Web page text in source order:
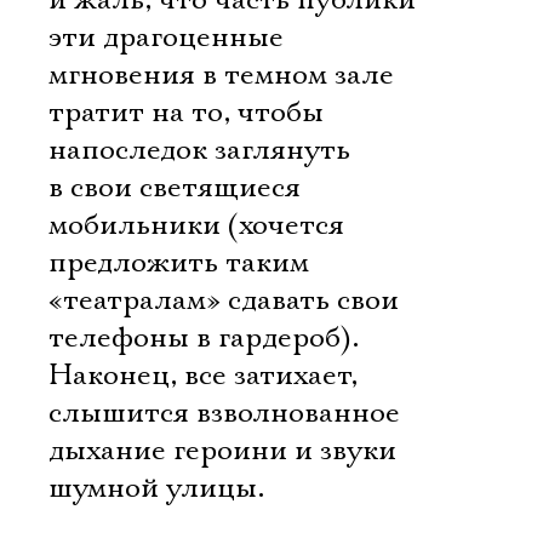
эти драгоценные
мгновения в темном зале
тратит на то, чтобы
напоследок заглянуть
в свои светящиеся
мобильники (хочется
предложить таким
«театралам» сдавать свои
телефоны в гардероб).
Наконец, все затихает,
слышится взволнованное
дыхание героини и звуки
шумной улицы.